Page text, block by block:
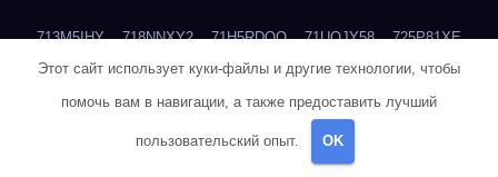
713M5IHY 718NNXY2 71H5RDOO 71UQJY58 725P81XE
Этот сайт использует куки-файлы и другие технологии, чтобы
помочь вам в навигации, а также предоставить лучший
пользовательский опыт. OK